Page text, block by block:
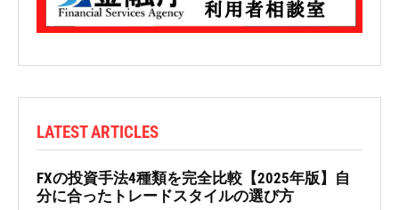
LATEST ARTICLES
FXの投資手法4種類を完全比較【2025年版】自
分に合ったトレードスタイルの選び方